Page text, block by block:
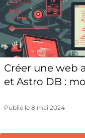
Créer une web
et Astro DB :
Publié le 8 mai 2024